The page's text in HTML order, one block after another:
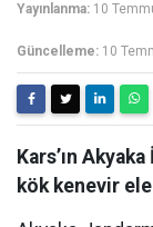
Yayınlanma: 10
Güncelleme: 10
Kars’ın
kök kenevir